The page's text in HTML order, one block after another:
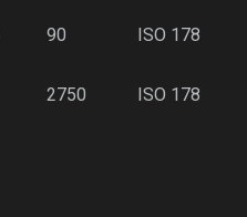
90 ISO 178
2750 ISO 178